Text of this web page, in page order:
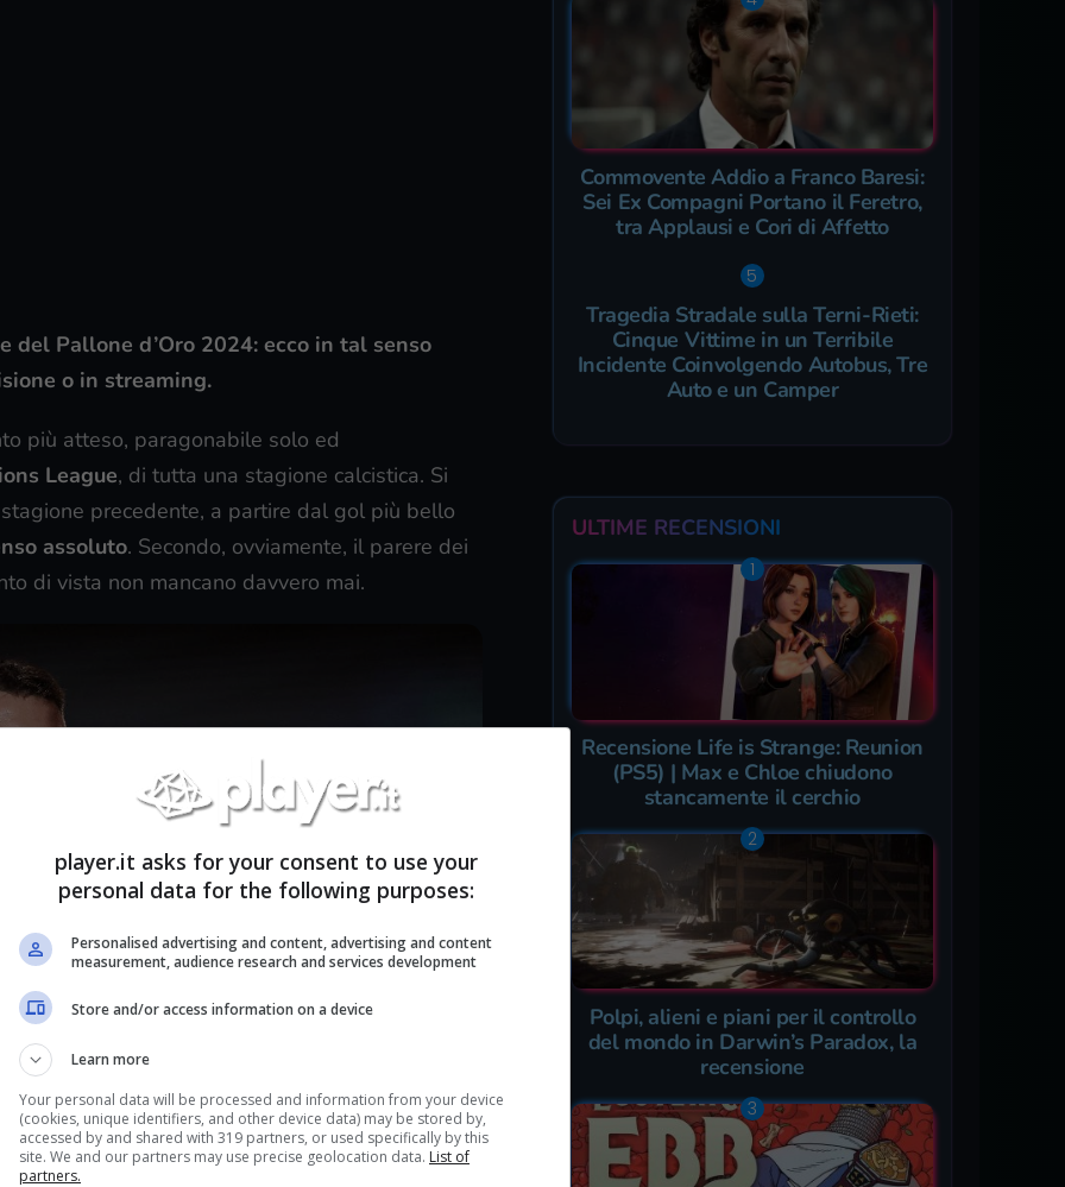
del Pallone d’Oro 2024: ecco in tal senso
o in streaming.
più atteso, paragonabile solo ed
League, di tutta una stagione calcistica. Si
precedente, a partire dal gol più bello
assoluto. Secondo, ovviamente, il parere dei
di vista non mancano davvero mai.
Commovente Addio a Franco Baresi:
Sei Ex Compagni Portano il Feretro,
tra Applausi e Cori di Affetto
Tragedia Stradale sulla Terni-Rieti:
Cinque Vittime in un Terribile
Incidente Coinvolgendo Autobus, Tre
Auto e un Camper
ULTIME RECENSIONI
Recensione Life is Strange: Reunion
(PS5) | Max e Chloe chiudono
stancamente il cerchio
Polpi, alieni e piani per il controllo
del mondo in Darwin’s Paradox, la
recensione
player.it asks for your consent to use your
personal data for the following purposes:
Personalised advertising and content, advertising and content
measurement, audience research and services development
Store and/or access information on a device
Learn more
Your personal data will be processed and information from your device
(cookies, unique identifiers, and other device data) may be stored by,
accessed by and shared with 319 partners, or used specifically by this
site. We and our partners may use precise geolocation data. List of
partners.